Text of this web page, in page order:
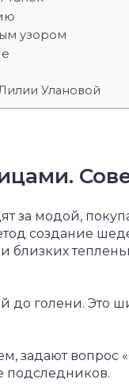
узором
Улановой
модой,
создание
и близких
до голени. Это
задают вопрос
подследников.